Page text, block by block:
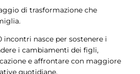
di trasformazione che
incontri nasce per sostenere i
i cambiamenti dei figli,
e affrontare con maggiore
quotidiane.